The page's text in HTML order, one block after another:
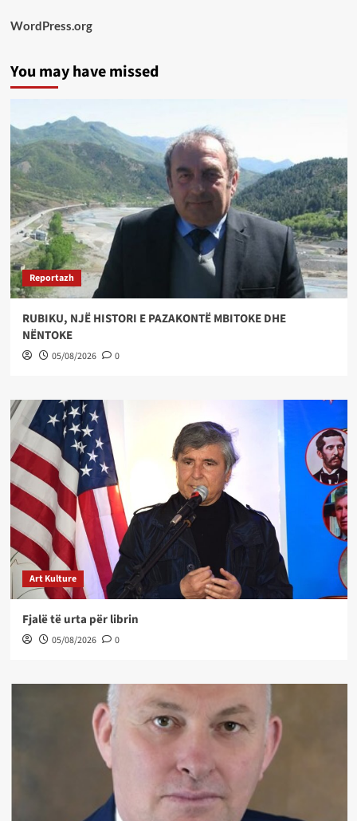
WordPress.org
You may have missed
Reportazh
RUBIKU, NJË HISTORI E PAZAKONTË MBITOKE DHE
NËNTOKE
05/08/2026 0
Art Kulture
Fjalë të urta për librin
05/08/2026 0